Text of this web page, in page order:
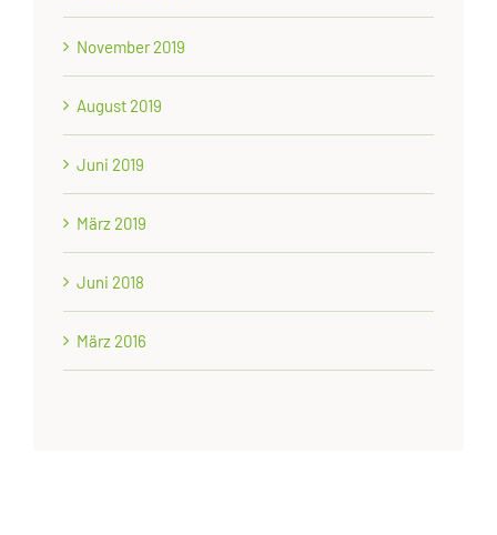
November 2019
August 2019
Juni 2019
März 2019
Juni 2018
März 2016